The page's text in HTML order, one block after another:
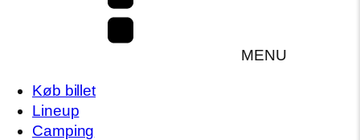
MENU
Køb billet
Lineup
Camping